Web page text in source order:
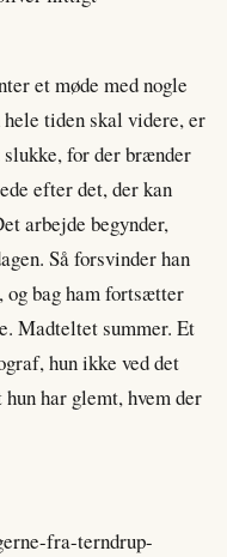
et møde med nogle
hele tiden skal videre, er
for der brænder
efter det, der kan
arbejde begynder,
Så forsvinder han
og bag ham fortsætter
Madteltet summer. Et
hun ikke ved det
har glemt, hvem der
fra-terndrup-